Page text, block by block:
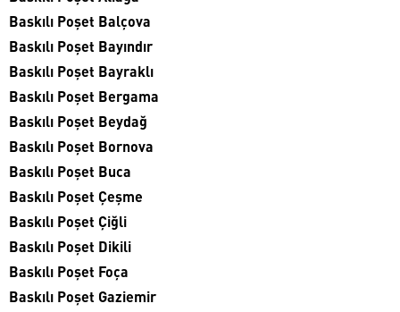
Baskılı Poşet Balçova
Baskılı Poşet Bayındır
Baskılı Poşet Bayraklı
Baskılı Poşet Bergama
Baskılı Poşet Beydağ
Baskılı Poşet Bornova
Baskılı Poşet Buca
Baskılı Poşet Çeşme
Baskılı Poşet Çiğli
Baskılı Poşet Dikili
Baskılı Poşet Foça
Baskılı Poşet Gaziemir